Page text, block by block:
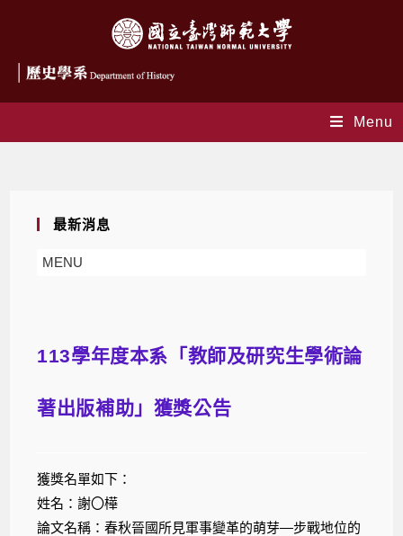
Menu
最新消息
MENU
113學年度本系「教師及研究生學術論
著出版補助」獲獎公告
獲獎名單如下：
姓名：謝〇樺
論文名稱：春秋晉國所見軍事變革的萌芽—步戰地位的